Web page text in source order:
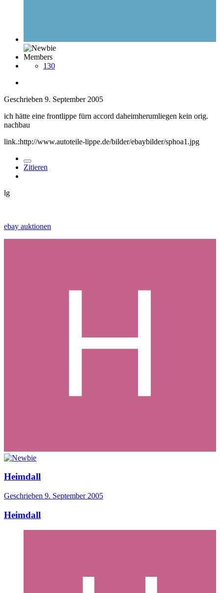
Members
130
Geschrieben 9. September 2005
ich hätte eine frontlippe fürn accord daheimherumliegen kein orig.
nachbau
link.:http://www.autoteile-lippe.de/bilder/ebaybilder/sphoa1.jpg
Zitieren
lg
ebay auktionen
Heimdall
Geschrieben 9. September 2005
Heimdall